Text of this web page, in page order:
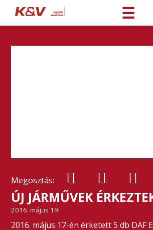
☰
Megosztás:
ÚJ JÁRMŰVEK
2016. május 19.
2016. május 17-én érketett 5 db DAF